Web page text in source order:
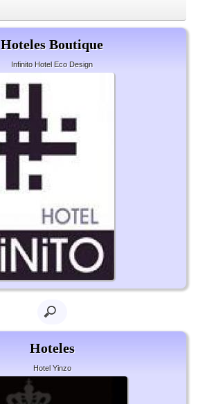
Hoteles Boutique
Infinito Hotel Eco Design
Hoteles
Hotel Yinzo